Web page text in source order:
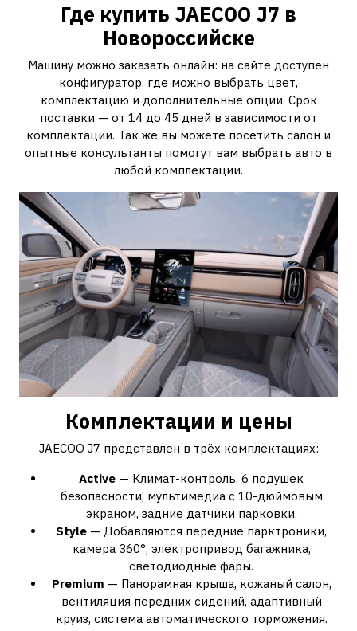
Где купить JAECOO J7 в
Новороссийске
Машину можно заказать онлайн: на сайте доступен
конфигуратор, где можно выбрать цвет,
комплектацию и дополнительные опции. Срок
поставки — от 14 до 45 дней в зависимости от
комплектации. Так же вы можете посетить салон и
опытные консультанты помогут вам выбрать авто в
любой комплектации.
Комплектации и цены
JAECOO J7 представлен в трёх комплектациях:
Active — Климат-контроль, 6 подушек
безопасности, мультимедиа с 10-дюймовым
экраном, задние датчики парковки.
Style — Добавляются передние парктроники,
камера 360°, электропривод багажника,
светодиодные фары.
Premium — Панорамная крыша, кожаный салон,
вентиляция передних сидений, адаптивный
круиз, система автоматического торможения.